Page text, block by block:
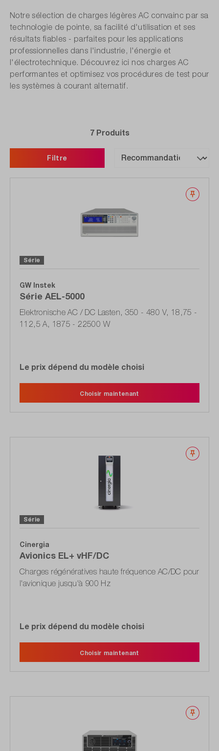
Notre sélection de charges légères AC convainc par sa
technologie de pointe, sa facilité d'utilisation et ses
résultats fiables - parfaites pour les applications
professionnelles dans l'industrie, l'énergie et
l'électrotechnique. Découvrez ici nos charges AC
performantes et optimisez vos procédures de test pour
les systèmes à courant alternatif.
Filtre
7 Produits
Noter
Série
GW Instek
Série AEL-5000
Elektronische AC / DC Lasten, 350 - 480 V, 18,75 -
112,5 A, 1875 - 22500 W
Le prix dépend du modèle choisi
Choisir maintenant
Noter
Série
Cinergia
Avionics EL+ vHF/DC
Charges régénératives haute fréquence AC/DC pour
l'avionique jusqu'à 900 Hz
Le prix dépend du modèle choisi
Choisir maintenant
Noter